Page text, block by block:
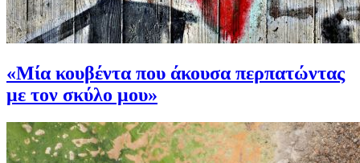
«Μία κουβέντα που άκουσα περπατώντας
με τον σκύλο μου»